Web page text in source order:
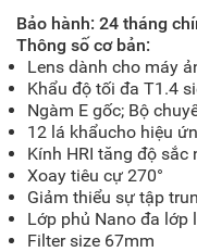
Bảo hành: 24 tháng
Thông số cơ bản:
Lens dành cho máy
Khẩu độ tối đa T1.4
Ngàm E gốc; Bộ
12 lá khẩucho hiệu
Kính HRI tăng độ sắc
Xoay tiêu cự 270°
Giảm thiểu sự tập
Lớp phủ Nano đa
Filter size 67mm